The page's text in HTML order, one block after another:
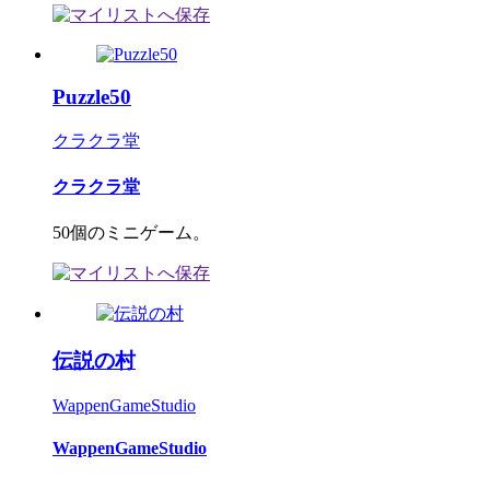
Puzzle50
クラクラ堂
クラクラ堂
50個のミニゲーム。
伝説の村
WappenGameStudio
WappenGameStudio